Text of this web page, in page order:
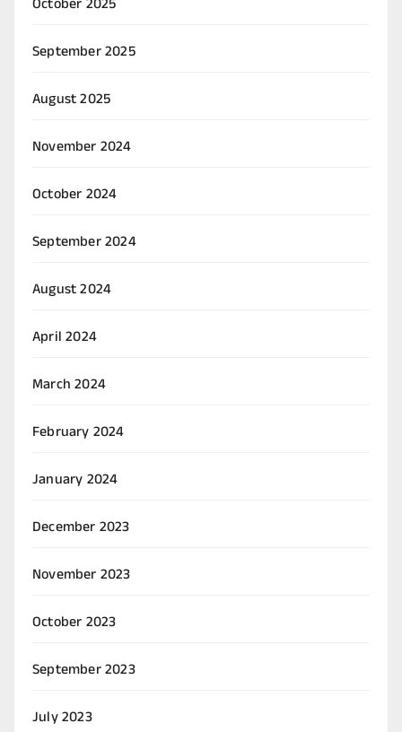
October 2025
September 2025
August 2025
November 2024
October 2024
September 2024
August 2024
April 2024
March 2024
February 2024
January 2024
December 2023
November 2023
October 2023
September 2023
July 2023